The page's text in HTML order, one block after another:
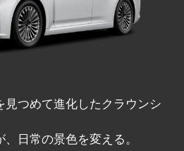
見つめて進化したクラウンシ
日常の景色を変える。